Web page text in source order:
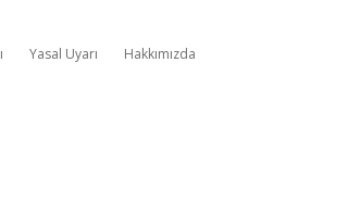
Yasal Uyarı Hakkımızda